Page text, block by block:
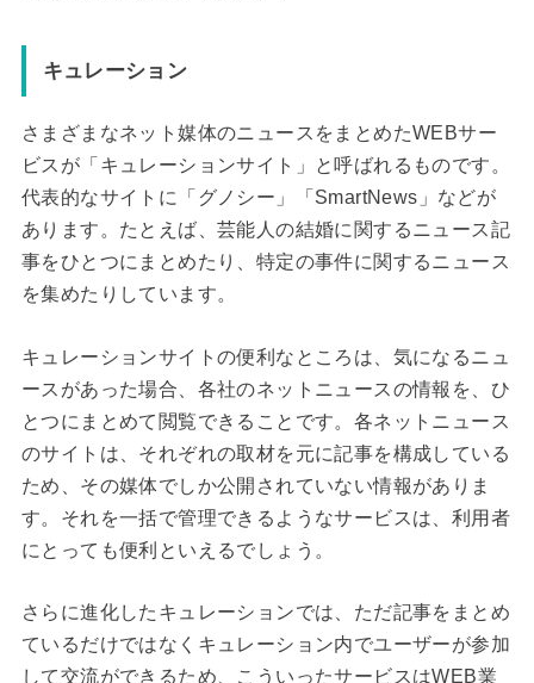
キュレーション
さまざまなネット媒体のニュースをまとめたWEBサー
ビスが「キュレーションサイト」と呼ばれるものです。
代表的なサイトに「グノシー」「SmartNews」などが
あります。たとえば、芸能人の結婚に関するニュース記
事をひとつにまとめたり、特定の事件に関するニュース
を集めたりしています。
キュレーションサイトの便利なところは、気になるニュ
ースがあった場合、各社のネットニュースの情報を、ひ
とつにまとめて閲覧できることです。各ネットニュース
のサイトは、それぞれの取材を元に記事を構成している
ため、その媒体でしか公開されていない情報がありま
す。それを一括で管理できるようなサービスは、利用者
にとっても便利といえるでしょう。
さらに進化したキュレーションでは、ただ記事をまとめ
ているだけではなくキュレーション内でユーザーが参加
して交流ができるため、こういったサービスはWEB業